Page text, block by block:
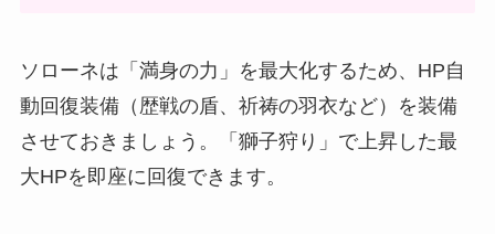
ソローネは「満身の力」を最大化するため、HP自
動回復装備（歴戦の盾、祈祷の羽衣など）を装備
させておきましょう。「獅子狩り」で上昇した最
大HPを即座に回復できます。